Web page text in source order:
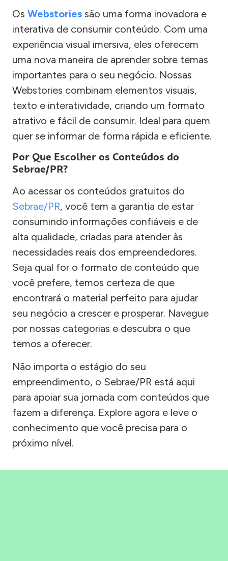
Os Webstories são uma forma inovadora e
interativa de consumir conteúdo. Com uma
experiência visual imersiva, eles oferecem
uma nova maneira de aprender sobre temas
importantes para o seu negócio. Nossas
Webstories combinam elementos visuais,
texto e interatividade, criando um formato
atrativo e fácil de consumir. Ideal para quem
quer se informar de forma rápida e eficiente.
Por Que Escolher os Conteúdos do
Sebrae/PR?
Ao acessar os conteúdos gratuitos do
Sebrae/PR, você tem a garantia de estar
consumindo informações confiáveis e de
alta qualidade, criadas para atender às
necessidades reais dos empreendedores.
Seja qual for o formato de conteúdo que
você prefere, temos certeza de que
encontrará o material perfeito para ajudar
seu negócio a crescer e prosperar. Navegue
por nossas categorias e descubra o que
temos a oferecer.
Não importa o estágio do seu
empreendimento, o Sebrae/PR está aqui
para apoiar sua jornada com conteúdos que
fazem a diferença. Explore agora e leve o
conhecimento que você precisa para o
próximo nível.